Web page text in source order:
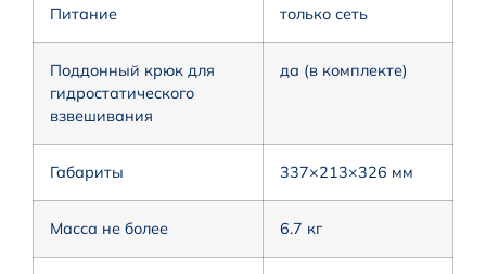
Питание только сеть
Поддонный крюк для
гидростатического
взвешивания
да (в комплекте)
Габариты 337×213×326 мм
Масса не более 6.7 кг